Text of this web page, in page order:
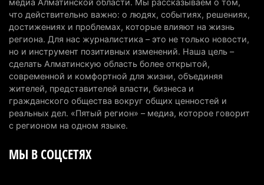
4 августа 2026 г. 20:22 97
Партия «Әділет» предложила превратить
университеты в центры технологий и новых
рабочих мест
4 августа 2026 г. 15:11
В Алматинской области назначили нового
председателя административного суда
В Алматинской области второй день не могут
что действительно важно: о людях, событиях, решениях,
достижениях и проблемах, которые влияют на жизнь
региона. Для нас журналистика – это не только новости,
но и инструмент позитивных изменений. Наша цель –
сделать Алматинскую область более открытой,
современной и комфортной для жизни, объединяя
жителей, представителей власти, бизнеса и
гражданского общества вокруг общих ценностей и
реальных дел. «Пятый регион» – медиа, которое говорит
с регионом на одном языке.
МЫ В СОЦСЕТЯХ